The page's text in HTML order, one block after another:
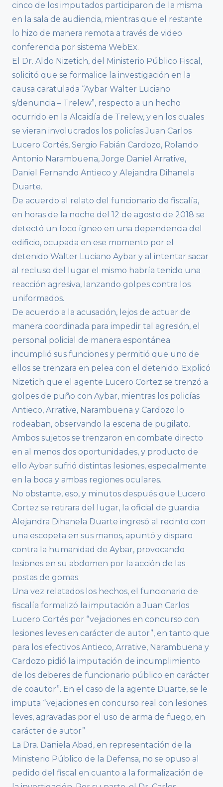
cinco de los imputados participaron de la misma
en la sala de audiencia, mientras que el restante
lo hizo de manera remota a través de video
conferencia por sistema WebEx.
El Dr. Aldo Nizetich, del Ministerio Público Fiscal,
solicitó que se formalice la investigación en la
causa caratulada “Aybar Walter Luciano
s/denuncia – Trelew”, respecto a un hecho
ocurrido en la Alcaidía de Trelew, y en los cuales
se vieran involucrados los policías Juan Carlos
Lucero Cortés, Sergio Fabián Cardozo, Rolando
Antonio Narambuena, Jorge Daniel Arrative,
Daniel Fernando Antieco y Alejandra Dihanela
Duarte.
De acuerdo al relato del funcionario de fiscalía,
en horas de la noche del 12 de agosto de 2018 se
detectó un foco ígneo en una dependencia del
edificio, ocupada en ese momento por el
detenido Walter Luciano Aybar y al intentar sacar
al recluso del lugar el mismo habría tenido una
reacción agresiva, lanzando golpes contra los
uniformados.
De acuerdo a la acusación, lejos de actuar de
manera coordinada para impedir tal agresión, el
personal policial de manera espontánea
incumplió sus funciones y permitió que uno de
ellos se trenzara en pelea con el detenido. Explicó
Nizetich que el agente Lucero Cortez se trenzó a
golpes de puño con Aybar, mientras los policías
Antieco, Arrative, Narambuena y Cardozo lo
rodeaban, observando la escena de pugilato.
Ambos sujetos se trenzaron en combate directo
en al menos dos oportunidades, y producto de
ello Aybar sufrió distintas lesiones, especialmente
en la boca y ambas regiones oculares.
No obstante, eso, y minutos después que Lucero
Cortez se retirara del lugar, la oficial de guardia
Alejandra Dihanela Duarte ingresó al recinto con
una escopeta en sus manos, apuntó y disparo
contra la humanidad de Aybar, provocando
lesiones en su abdomen por la acción de las
postas de gomas.
Una vez relatados los hechos, el funcionario de
fiscalía formalizó la imputación a Juan Carlos
Lucero Cortés por “vejaciones en concurso con
lesiones leves en carácter de autor”, en tanto que
para los efectivos Antieco, Arrative, Narambuena y
Cardozo pidió la imputación de incumplimiento
de los deberes de funcionario público en carácter
de coautor”. En el caso de la agente Duarte, se le
imputa “vejaciones en concurso real con lesiones
leves, agravadas por el uso de arma de fuego, en
carácter de autor”
La Dra. Daniela Abad, en representación de la
Ministerio Público de la Defensa, no se opuso al
pedido del fiscal en cuanto a la formalización de